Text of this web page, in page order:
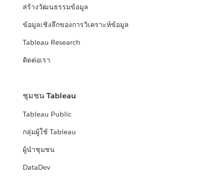
สร้างวัฒนธรรมข้อมูล
ข้อมูลเชิงลึกของการวิเคราะห์ข้อมูล
Tableau Research
ติดต่อเรา
ชุมชน Tableau
Tableau Public
กลุ่มผู้ใช้ Tableau
ผู้นำชุมชน
DataDev